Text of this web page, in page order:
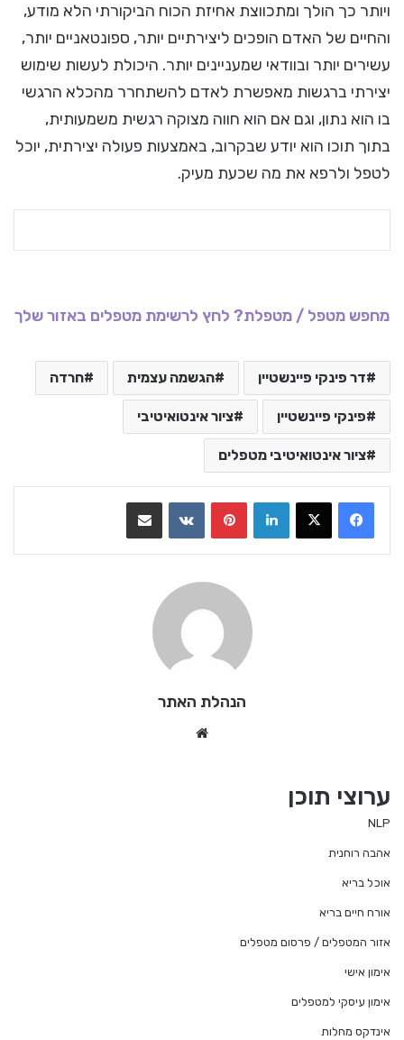
ויותר כך הולך ומתכווצת אחיזת הכוח הביקורתי הלא מודע,
והחיים של האדם הופכים ליצירתיים יותר, ספונטאניים יותר,
עשירים יותר ובוודאי שמעניינים יותר. היכולת לעשות שימוש
יצירתי ברגשות מאפשרת לאדם להשתחרר מהכלא הרגשי
בו הוא נתון, וגם אם הוא חווה מצוקה רגשית משמעותית,
בתוך תוכו הוא יודע שבקרוב, באמצעות פעולה יצירתית, יוכל
לטפל ולרפא את מה שכעת מעיק.
מחפש מטפל / מטפלת? לחץ לרשימת מטפלים באזור שלך
דר פינקי פיינשטיין הגשמה עצמית חרדה
פינקי פיינשטיין ציור אינטואיטיבי
ציור אינטואיטיבי מטפלים
LinkedIn
VKontakte
הנהלת האתר
ערוצי תוכן
NLP
אהבה רוחנית
אוכל בריא
אורח חיים בריא
אזור המטפלים / פרסום מטפלים
אימון אישי
אימון עיסקי למטפלים
אינדקס מחלות